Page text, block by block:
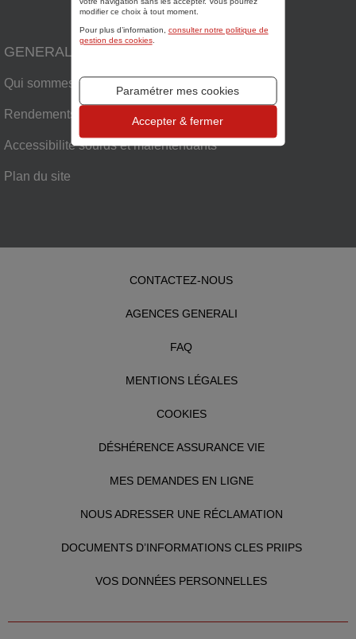
GENERALI
Qui sommes nous ?
Rendements fonds euros Generali
Accessibilité sourds et malentendants
Plan du site
CONTACTEZ-NOUS
AGENCES GENERALI
FAQ
MENTIONS LÉGALES
COOKIES
DÉSHÉRENCE ASSURANCE VIE
MES DEMANDES EN LIGNE
NOUS ADRESSER UNE RÉCLAMATION
DOCUMENTS D’INFORMATIONS CLES PRIIPS
VOS DONNÉES PERSONNELLES
modifier ce choix à tout moment.
Pour plus d’information, consulter notre politique de
gestion des cookies.
Paramétrer mes cookies
Accepter & fermer